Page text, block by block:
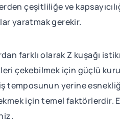
çeşitliliğe ve
yaratmak gerekir.
farklı olarak Z kuşağı
çekebilmek için güçlü
temposunun yerine
için temel faktörlerdir.